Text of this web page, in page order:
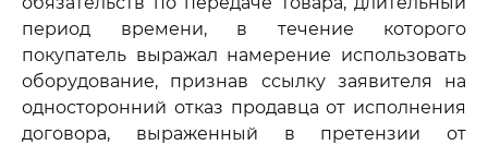
период времени, в течение которого
покупатель выражал намерение использовать
оборудование, признав ссылку заявителя на
односторонний отказ продавца от исполнения
договора, выраженный в претензии от